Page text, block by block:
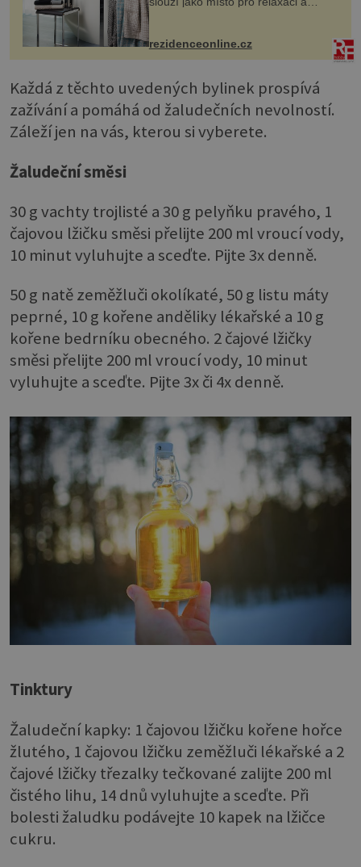
odpočinek. Koupelnový textil –
ručníky, osušky a koberečky –
mohou jako mávnutím kouzelného
proutku...
rezidenceonline.cz
Každá z těchto uvedených bylinek prospívá
zažívání a pomáhá od žaludečních nevolností.
Záleží jen na vás, kterou si vyberete.
Žaludeční směsi
30 g vachty trojlisté a 30 g pelyňku pravého, 1
čajovou lžičku směsi přelijte 200 ml vroucí vody,
10 minut vyluhujte a sceďte. Pijte 3x denně.
50 g natě zeměžluči okolíkaté, 50 g listu máty
peprné, 10 g kořene anděliky lékařské a 10 g
kořene bedrníku obecného. 2 čajové lžičky
směsi přelijte 200 ml vroucí vody, 10 minut
vyluhujte a sceďte. Pijte 3x či 4x denně.
Tinktury
Žaludeční kapky: 1 čajovou lžičku kořene hořce
žlutého, 1 čajovou lžičku zeměžluči lékařské a 2
čajové lžičky třezalky tečkované zalijte 200 ml
čistého lihu, 14 dnů vyluhujte a sceďte. Při
bolesti žaludku podávejte 10 kapek na lžičce
cukru.